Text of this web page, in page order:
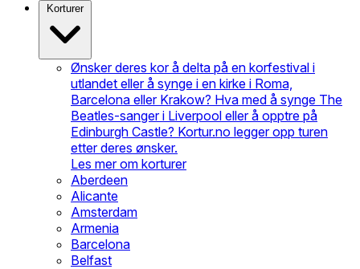
Korturer
Ønsker deres kor å delta på en korfestival i
utlandet eller å synge i en kirke i Roma,
Barcelona eller Krakow? Hva med å synge The
Beatles-sanger i Liverpool eller å opptre på
Edinburgh Castle? Kortur.no legger opp turen
etter deres ønsker.
Les mer om korturer
Aberdeen
Alicante
Amsterdam
Armenia
Barcelona
Belfast